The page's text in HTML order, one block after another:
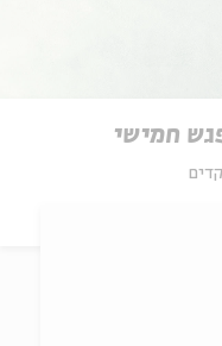
חמישי